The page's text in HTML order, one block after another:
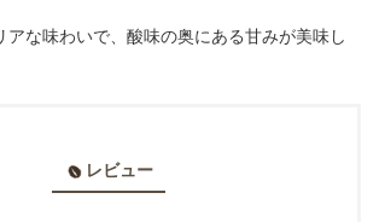
アな味わいで、酸味の奥にある甘みが美味し
レビュー